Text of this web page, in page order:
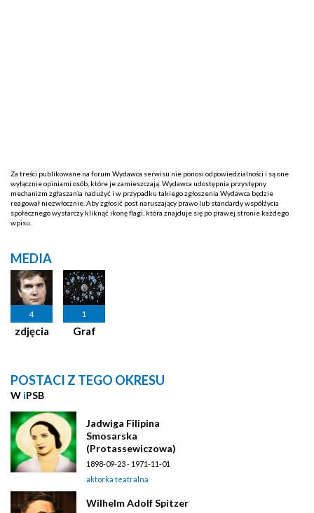
Za treści publikowane na forum Wydawca serwisu nie ponosi odpowiedzialności i są one
wyłącznie opiniami osób, które je zamieszczają. Wydawca udostępnia przystępny
mechanizm zgłaszania nadużyć i w przypadku takiego zgłoszenia Wydawca będzie
reagował niezwłocznie. Aby zgłosić post naruszający prawo lub standardy współżycia
społecznego wystarczy kliknąć ikonę flagi, która znajduje się po prawej stronie każdego
wpisu.
MEDIA
4
zdjęcia
1
Graf
POSTACI Z TEGO OKRESU
W iPSB
Jadwiga Filipina
Smosarska
(Protassewiczowa)
1898-09-23 - 1971-11-01
aktorka teatralna
Wilhelm Adolf Spitzer